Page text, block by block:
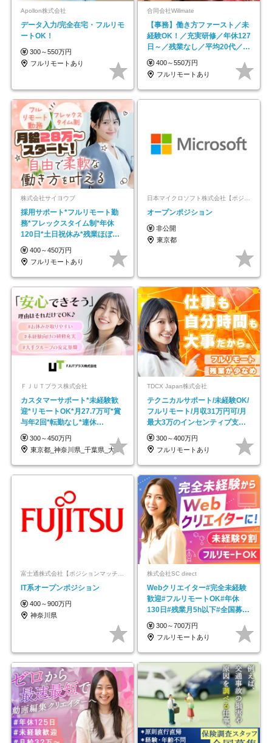
Apollon株式会社
データ入力/完全在宅・フルリモ
ートOK！
300～550万円
フルリモートあり
合同会社Willmate
【事務】働き方ファースト／未
経験OK！／充実研修／年休127
日～／残業なし／平均20代／リ
モートOK
400～550万円
フルリモートあり
株式会社サイヨウブ
採用サポート*フルリモート勤
務*フレックスタイム制*年休
120日*土日祝休み*残業ほぼな
し*育児中社員8割以上
400～450万円
フルリモートあり
日本マイクロソフト株式会社【ポジションマッチ登録】
オープンポジション
非公開
東京都
ＦＪＵＴプラス株式会社
カスタマーサポート*未経験歓
迎*リモートOK*月27.7万可*賞
与年2回*転勤なし*連休
OK/ZE010232
300～450万円
東京都_神奈川県_千葉県_大阪府_愛知県…
TDCX Japan株式会社
テクニカルサポート/未経験OK/
フルリモート/月収31万円可/月
最大3万のインセンティブ支給/
平均年齢33歳
300～400万円
フルリモートあり
富士通株式会社【ポジションマッチ登録】
IT系オープンポジション
400～900万円
神奈川県
株式会社SC direct
Webクリエイター#完全未経験
歓迎#フルリモートOK#年休
130日#残業月5h以下#全国募集
#最大1年の研修
300～700万円
フルリモートあり